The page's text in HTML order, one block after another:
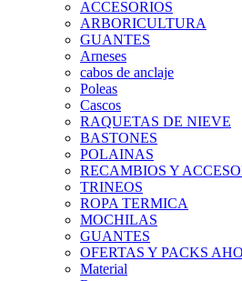
ACCESORIOS
ARBORICULTURA
GUANTES
Arneses
cabos de anclaje
Poleas
Cascos
RAQUETAS DE NIEVE
BASTONES
POLAINAS
RECAMBIOS Y
TRINEOS
ROPA TERMICA
MOCHILAS
GUANTES
OFERTAS Y PACKS
Material